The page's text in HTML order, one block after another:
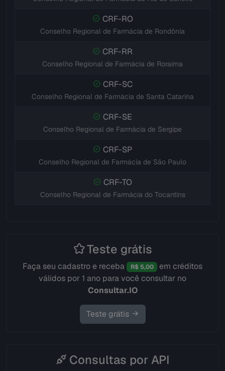
CRF-RO
Conselho Regional de Farmácia de Rondônia
CRF-RR
Conselho Regional de Farmácia de Roraima
CRF-SC
Conselho Regional de Farmácia de Santa Catarina
CRF-SE
Conselho Regional de Farmácia de Sergipe
CRF-SP
Conselho Regional de Farmácia de São Paulo
CRF-TO
Conselho Regional de Farmácia do Tocantins
Teste grátis
Faça seu cadastro e receba R$ 5,00
em créditos
válidos por 1 ano para você consultar no
Consultar.IO
Teste grátis
Consultas por API